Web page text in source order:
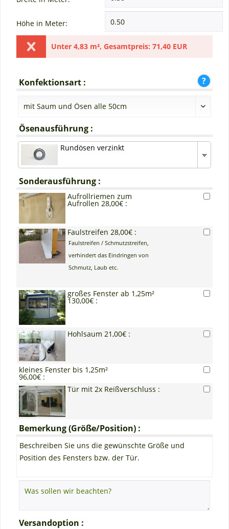
Höhe in Meter:
Unter 4,83 m², Gesamtpreis: 71,40 EUR
Konfektionsart :
Ösenausführung :
Rundösen verzinkt
Sonderausführung :
Aufrollriemen zum
Aufrollen 28,00€ :
Faulstreifen 28,00€ :
Faulstreifen / Schmutzstreifen,
verhindert das Eindringen von
Schmutz, Laub etc.
großes Fenster ab 1,25m²
130,00€ :
Hohlsaum 21,00€ :
kleines Fenster bis 1,25m²
96,00€ :
Tür mit 2x Reißverschluss :
Bemerkung (Größe/Position) :
Beschreiben Sie uns die gewünschte Größe und
Position des Fensters bzw. der Tür.
Versandoption :